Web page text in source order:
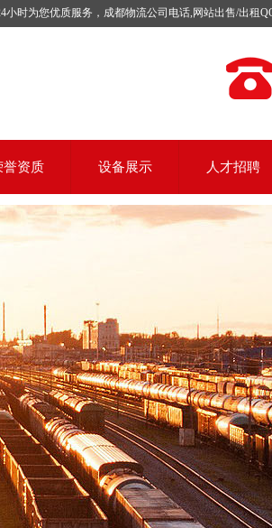
时为您优质服务，成都物流公司电话,网站出售/出租
誉资质 设备展示 人才招聘